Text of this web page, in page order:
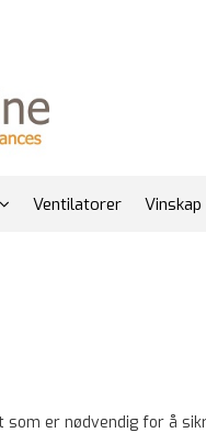
Ventilatorer Vinskap
er nødvendig for å